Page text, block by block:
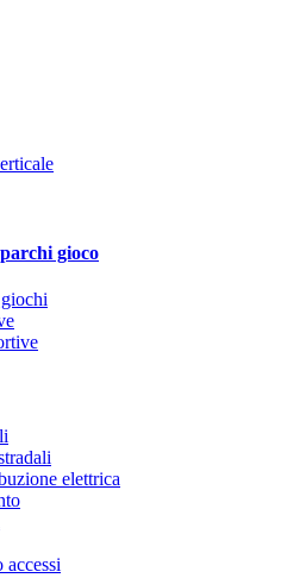
gioco
elettrica